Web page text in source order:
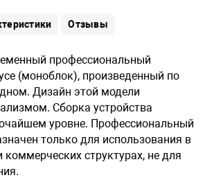
Отзывы
профессиональный
(моноблок), произведенный по
Дизайн этой модели
Сборка устройства
уровне. Профессиональный
только для использования в
коммерческих структурах, не для